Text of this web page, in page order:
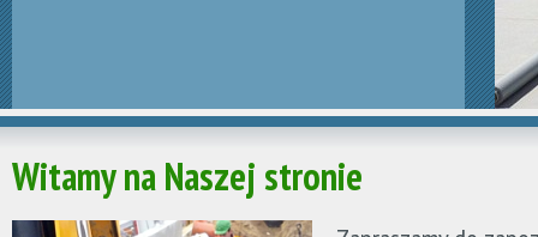
Witamy na Naszej stronie